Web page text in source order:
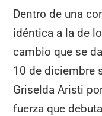
Dentro de una
idéntica a la de
cambio que se
10 de diciembre
Griselda Aristi
fuerza que